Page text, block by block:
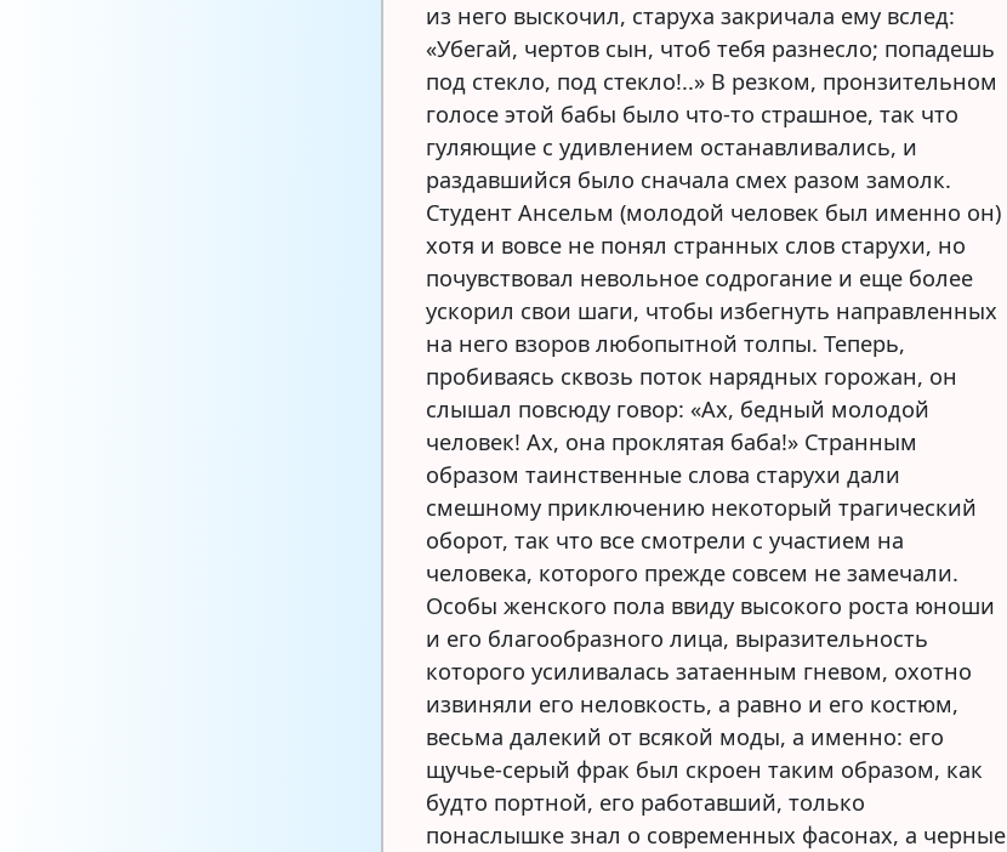
из него выскочил, старуха закричала ему вслед:
«Убегай, чертов сын, чтоб тебя разнесло; попадешь
под стекло, под стекло!..» В резком, пронзительном
голосе этой бабы было что-то страшное, так что
гуляющие с удивлением останавливались, и
раздавшийся было сначала смех разом замолк.
Студент Ансельм (молодой человек был именно он)
хотя и вовсе не понял странных слов старухи, но
почувствовал невольное содрогание и еще более
ускорил свои шаги, чтобы избегнуть направленных
на него взоров любопытной толпы. Теперь,
пробиваясь сквозь поток нарядных горожан, он
слышал повсюду говор: «Ах, бедный молодой
человек! Ах, она проклятая баба!» Странным
образом таинственные слова старухи дали
смешному приключению некоторый трагический
оборот, так что все смотрели с участием на
человека, которого прежде совсем не замечали.
Особы женского пола ввиду высокого роста юноши
и его благообразного лица, выразительность
которого усиливалась затаенным гневом, охотно
извиняли его неловкость, а равно и его костюм,
весьма далекий от всякой моды, а именно: его
щучье-серый фрак был скроен таким образом, как
будто портной, его работавший, только
понаслышке знал о современных фасонах, а черные